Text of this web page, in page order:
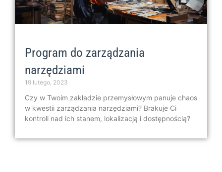
Program do zarządzania
narzędziami
19 lutego, 2023
Czy w Twoim zakładzie przemysłowym panuje chaos
w kwestii zarządzania narzędziami? Brakuje Ci
kontroli nad ich stanem, lokalizacją i dostępnością?